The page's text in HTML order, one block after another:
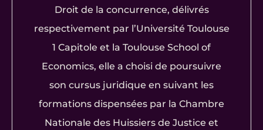
Droit de la concurrence, délivrés
respectivement par l’Université Toulouse
1 Capitole et la Toulouse School of
Economics, elle a choisi de poursuivre
son cursus juridique en suivant les
formations dispensées par la Chambre
Nationale des Huissiers de Justice et